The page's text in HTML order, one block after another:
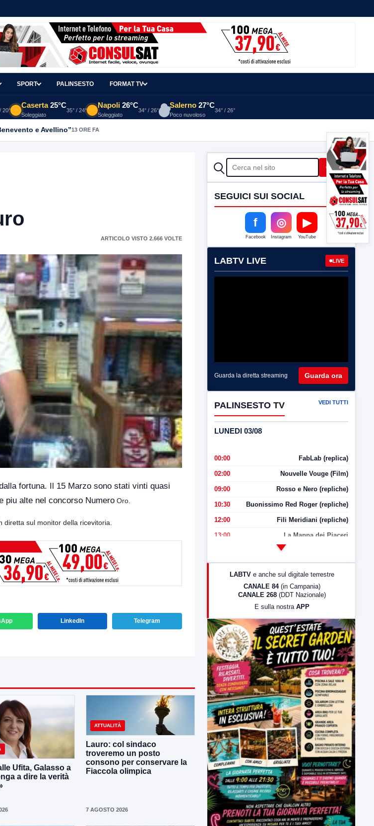
SPORT PALINSESTO FORMAT TV
20°
Caserta 25°C
Soleggiato
35° / 24°
Napoli 26°C
Soleggiato
34° / 26°
Salerno 27°C
Poco nuvoloso
34° / 26°
e Avellino”13 ORE FA
ARTICOLO VISTO 2.666 VOLTE
fortuna. Il 15 Marzo sono stati vinti quasi
piu alte nel concorso Numero Oro.
diretta sul monitor della ricevitoria.
LinkedIn Telegram
Ufita, Galasso a
a dire la verità
ATTUALITÀ
Lauro: col sindaco
troveremo un posto
consono per conservare la
Fiaccola olimpica
7 AGOSTO 2026
CERCA Cerca
SEGUICI SUI SOCIAL
f
Facebook
◎
Instagram
▶
YouTube
LABTV LIVE LIVE
Guarda la diretta streaming Guarda ora
PALINSESTO TV VEDI TUTTI
LUNEDI 03/08
00:00 FabLab (replica)
02:00 Nouvelle Vouge (Film)
09:00 Rosso e Nero (repliche)
10:30 Buonissimo Red Roger (repliche)
12:00 Fili Meridiani (repliche)
13:00 La Mappa dei Piaceri
LabNews (Diretta)
23:00 LabNews (replica)
LABTV e anche sul digitale terrestre
CANALE 84 (in Campania)
CANALE 268 (DDT Nazionale)
E sulla nostra APP
VIDEO ATTUALITÀ